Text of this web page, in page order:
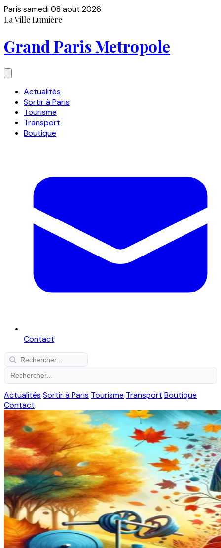
Paris samedi 08 août 2026
La Ville Lumière
Grand Paris Metropole
Actualités
Sortir à Paris
Tourisme
Transport
Boutique
Contact
Actualités Sortir à Paris Tourisme Transport Boutique
Contact